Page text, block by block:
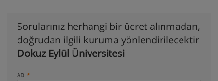
Sorularınız herhangi bir ücret alınmadan,
doğrudan ilgili kuruma yönlendirilecektir
Dokuz Eylül Üniversitesi
AD